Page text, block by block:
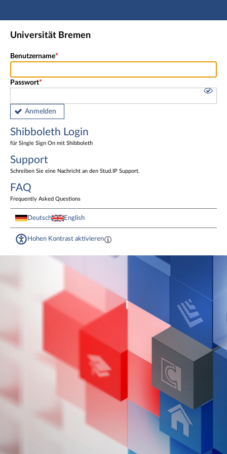
Hauptnavigation
Shibboleth Login
Universität Bremen
Benutzername
Passwort
Anmelden
Shibboleth Login
für Single Sign On mit Shibboleth
Support
Schreiben Sie eine Nachricht an den Stud.IP Support.
FAQ
Frequently Asked Questions
Deutsch English
Hohen Kontrast aktivieren